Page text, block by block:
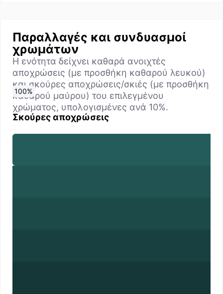
Παραλλαγές και συνδυασμοί
χρωμάτων
Η ενότητα δείχνει καθαρά ανοιχτές
αποχρώσεις (με προσθήκη καθαρού λευκού)
και σκούρες αποχρώσεις/σκιές (με προσθήκη
καθαρού μαύρου) του επιλεγμένου
χρώματος, υπολογισμένες ανά 10%.
Σκούρες αποχρώσεις
0%
10%
20%
30%
40%
50%
60%
70%
80%
90%
100%